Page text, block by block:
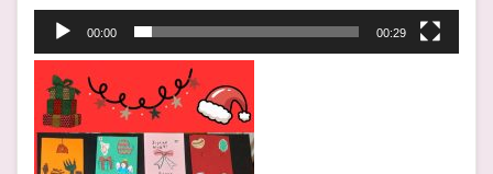
00:00 00:29